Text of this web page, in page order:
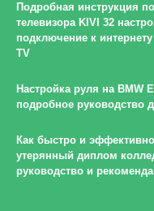
Подробная инструкция
телевизора KIVI 32
подключение к
TV
Настройка руля на BMW
подробное руководство
Как быстро и
утерянный диплом
руководство и